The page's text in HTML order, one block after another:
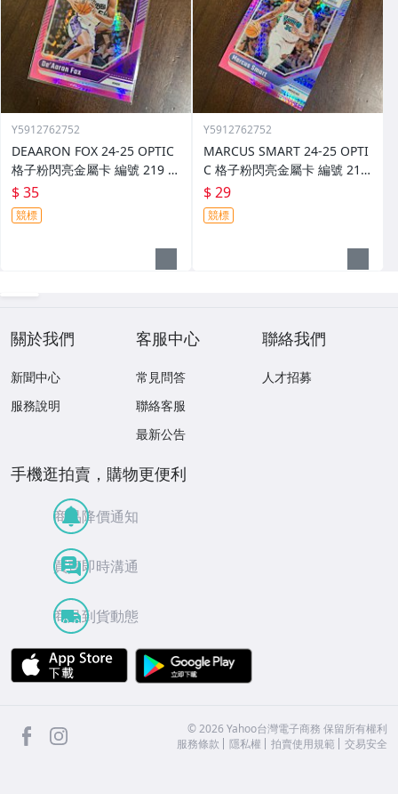
Y5912762752
DEAARON FOX 24-25 OPTIC
格子粉閃亮金屬卡 編號 219 前
後圖
$ 35
競標
Y5912762752
MARCUS SMART 24-25 OPTI
C 格子粉閃亮金屬卡 編號 213
前後圖
$ 29
競標
關於我們
新聞中心
服務說明
客服中心
常見問答
聯絡客服
最新公告
聯絡我們
人才招募
手機逛拍賣，購物更便利
商品降價通知
買賣即時溝通
商品到貨動態
APP Store
facebook ©2026 Yahoo台灣電子商務 保留所有權利
服務條款
隱私權 拍賣使用規範 交易安全